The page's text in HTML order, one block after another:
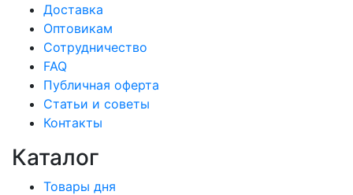
Доставка
Оптовикам
Сотрудничество
FAQ
Публичная оферта
Статьи и советы
Контакты
Каталог
Товары дня